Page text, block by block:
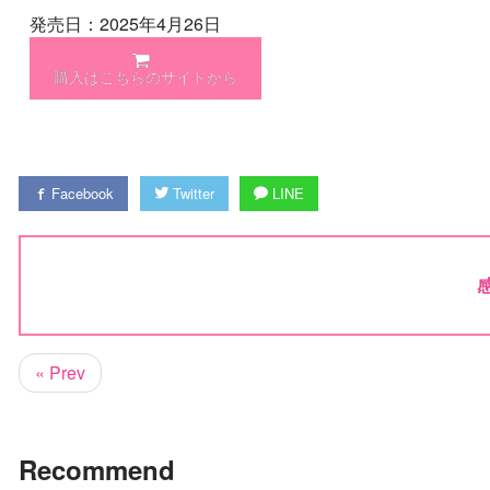
発売日：2025年4月26日
購入はこちらのサイトから
Facebook Twitter LINE
« Prev
Recommend